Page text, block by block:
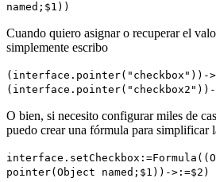
named ; $1 ))
Cuando quiero asignar o recuperar el
simplemente escribo
( interface . pointer("checkbox"))-
( interface . pointer
O bien, si necesito configurar miles de
puedo crear una fórmula para simplificar
interface . setCheckbox :=Formula ((
pointer(Object named ; $1 ))->:=$2 )